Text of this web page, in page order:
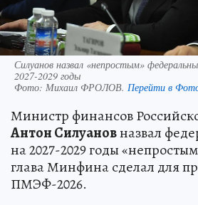
Силуанов назвал «непростым»
2027-2029 годы
Фото: Михаил ФРОЛОВ. Перейти в
Министр финансов
Антон Силуановназвал
на 2027-2029 годы
глава Минфина сделал для
ПМЭФ-2026.